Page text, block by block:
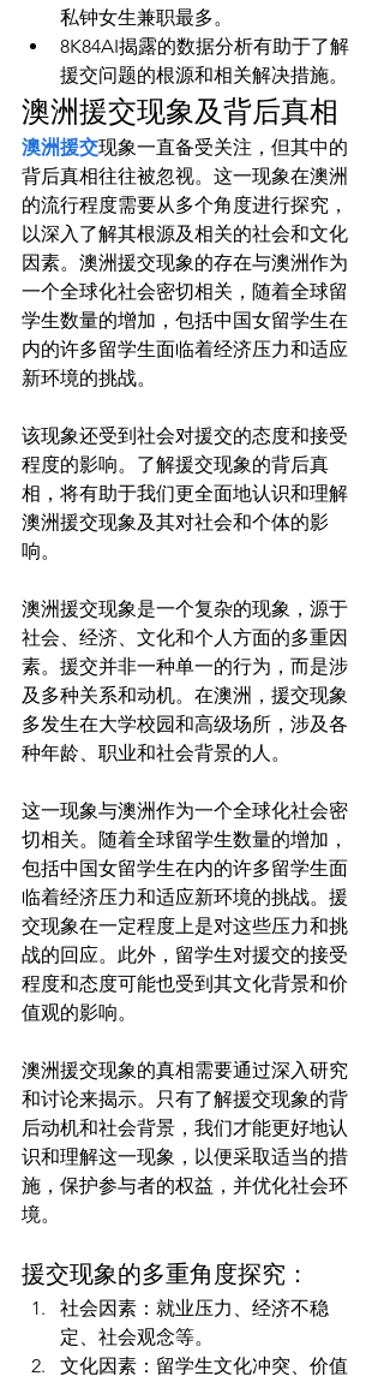
私钟女生兼职最多。
8K84AI揭露的数据分析有助于了解
援交问题的根源和相关解决措施。
澳洲援交现象及背后真相
澳洲援交现象一直备受关注，但其中的
背后真相往往被忽视。这一现象在澳洲
的流行程度需要从多个角度进行探究，
以深入了解其根源及相关的社会和文化
因素。澳洲援交现象的存在与澳洲作为
一个全球化社会密切相关，随着全球留
学生数量的增加，包括中国女留学生在
内的许多留学生面临着经济压力和适应
新环境的挑战。
该现象还受到社会对援交的态度和接受
程度的影响。了解援交现象的背后真
相，将有助于我们更全面地认识和理解
澳洲援交现象及其对社会和个体的影
响。
澳洲援交现象是一个复杂的现象，源于
社会、经济、文化和个人方面的多重因
素。援交并非一种单一的行为，而是涉
及多种关系和动机。在澳洲，援交现象
多发生在大学校园和高级场所，涉及各
种年龄、职业和社会背景的人。
这一现象与澳洲作为一个全球化社会密
切相关。随着全球留学生数量的增加，
包括中国女留学生在内的许多留学生面
临着经济压力和适应新环境的挑战。援
交现象在一定程度上是对这些压力和挑
战的回应。此外，留学生对援交的接受
程度和态度可能也受到其文化背景和价
值观的影响。
澳洲援交现象的真相需要通过深入研究
和讨论来揭示。只有了解援交现象的背
后动机和社会背景，我们才能更好地认
识和理解这一现象，以便采取适当的措
施，保护参与者的权益，并优化社会环
援交现象的多重角度探究：
社会因素：就业压力、经济不稳
定、社会观念等。
文化因素：留学生文化冲突、价值